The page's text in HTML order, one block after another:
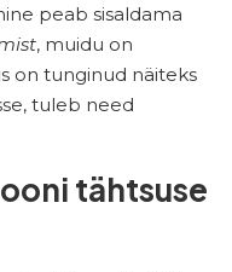
peab sisaldama
, muidu on
on tunginud näiteks
tuleb need
tähtsuse